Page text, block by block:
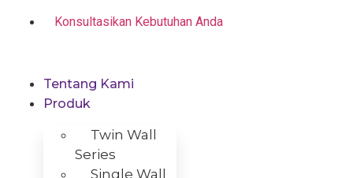
Konsultasikan Kebutuhan Anda
Tentang Kami
Produk
Twin Wall
Series
Single Wall